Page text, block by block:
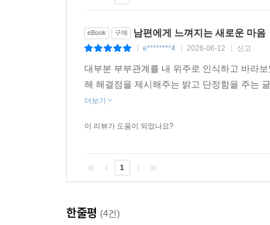
eBook 구매 남편에게 느껴지는 새로운 마음
e********4 2026-06-12 신고
대부분 부부관계를 내 위주로 인식하고 바라
해 해결점을 제시해주는 밝고 단정함을 주는
더보기
이 리뷰가 도움이 되었나요?
1
한줄평 (4건)